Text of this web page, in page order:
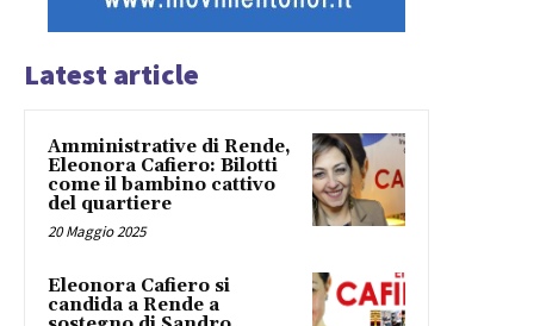
Latest article
Amministrative di Rende,
Eleonora Cafiero: Bilotti
come il bambino cattivo
del quartiere
20 Maggio 2025
Eleonora Cafiero si
candida a Rende a